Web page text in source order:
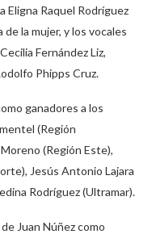
Eligna Raquel Rodríguez
la mujer, y los vocales
Fernández Liz,
Phipps Cruz.
ganadores a los
(Región
(Región Este),
Jesús Antonio Lajara
Rodríguez (Ultramar).
Juan Núñez como